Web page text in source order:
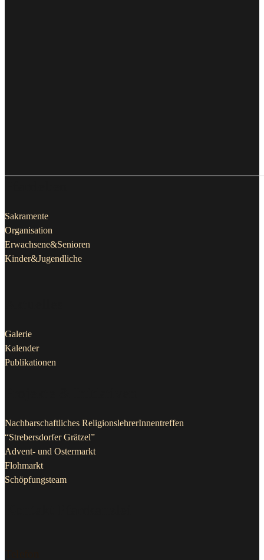
Sakramente
Organisation
Erwachsene&Senioren
Kinder&Jugendliche
Galerie
Kalender
Publikationen
Nachbarschaftliches ReligionslehrerInnentreffen
“Strebersdorfer Grätzel”
Advent- und Ostermarkt
Flohmarkt
Schöpfungsteam